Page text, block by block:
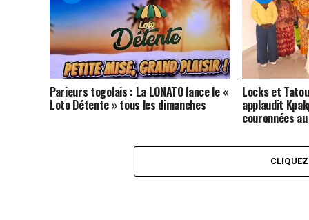
Parieurs togolais : La LONATO lance le «
Loto Détente » tous les dimanches
Locks et
applaudit
couronnées